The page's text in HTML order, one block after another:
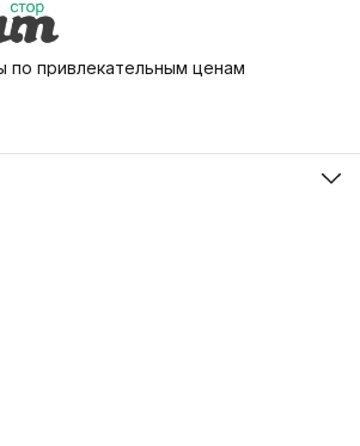
по привлекательным ценам